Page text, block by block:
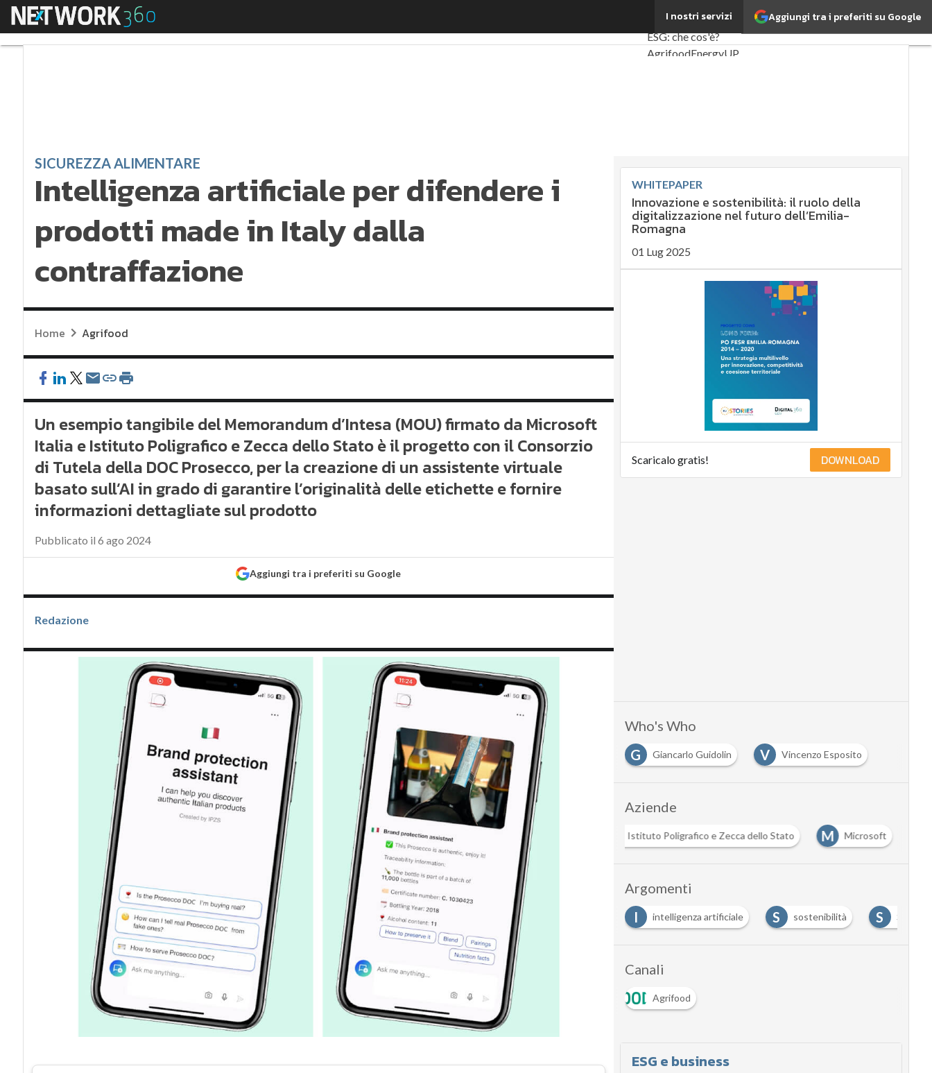
Aggiungi tra i preferiti su Google
I nostri servizi
Menu
Ultimi articoli
ESG: che cos'è?
AgrifoodEnergyUP
sostenibile
Economia
sostenibile
Sustainability
management
Energy
SICUREZZA ALIMENTARE
Intelligenza artificiale per difendere i
prodotti made in Italy dalla
contraffazione
Home Agrifood
Un esempio tangibile del Memorandum d’Intesa (MOU) firmato da Microsoft
Italia e Istituto Poligrafico e Zecca dello Stato è il progetto con il Consorzio
di Tutela della DOC Prosecco, per la creazione di un assistente virtuale
basato sull’AI in grado di garantire l’originalità delle etichette e fornire
informazioni dettagliate sul prodotto
Pubblicato il 6 ago 2024
Aggiungi tra i preferiti su Google
Redazione
WHITEPAPER
Innovazione e sostenibilità: il ruolo della
digitalizzazione nel futuro dell’Emilia-
Romagna
01 Lug 2025
Scaricalo gratis! DOWNLOAD
Who's Who
G
Giancarlo Guidolin V Vincenzo Esposito
Aziende
C
Consorzio di tutela della DOC Prosecco I Istituto
Argomenti
Agricoltura 4.0 I intelligenza artificiale S sostenibilità S Sviluppo sostenibile
Canali
Agrifood
ESG e business